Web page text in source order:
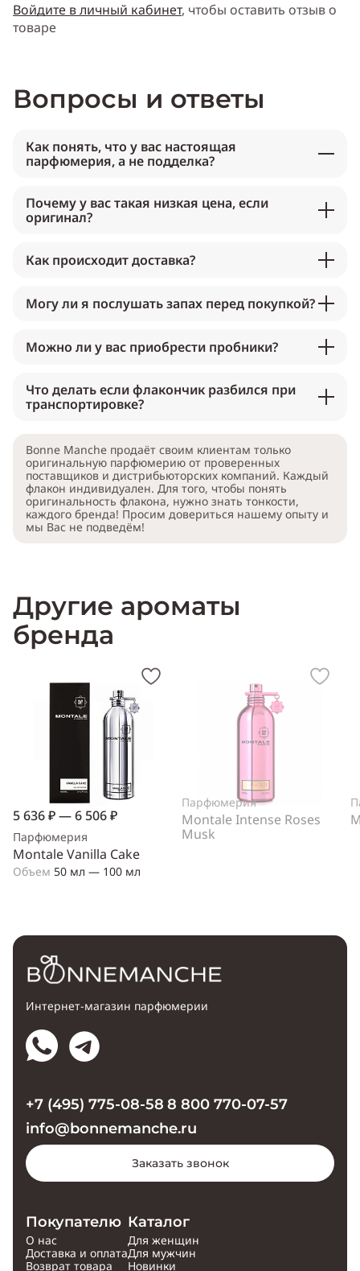
Войдите в личный кабинет, чтобы оставить отзыв о
товаре
Вопросы и ответы
Как понять, что у вас настоящая
парфюмерия, а не подделка?
Почему у вас такая низкая цена, если
оригинал?
Как происходит доставка?
Могу ли я послушать запах перед покупкой?
Можно ли у вас приобрести пробники?
Что делать если флакончик разбился при
транспортировке?
Bonne Manche продаёт своим клиентам только
оригинальную парфюмерию от проверенных
поставщиков и дистрибьюторских компаний. Каждый
флакон индивидуален. Для того, чтобы понять
оригинальность флакона, нужно знать тонкости,
каждого бренда! Просим довериться нашему опыту и
мы Вас не подведём!
Другие ароматы
бренда
5 636 ₽ — 6 506 ₽
Парфюмерия
Montale Vanilla Cake
Объем 50 мл — 100 мл
Парфюмерия
Montale Intense Roses
Musk
Интернет-магазин парфюмерии
Покупателю
О нас
Доставка и оплата
Возврат товара
Каталог
Для женщин
Для мужчин
Новинки
+7 (495) 775-08-58 8 800 770-07-57
info@bonnemanche.ru
Заказать звонок